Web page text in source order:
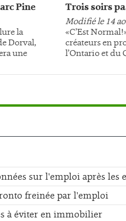
Pine
la
Dorval,
une
Trois soirs
Modifié le 14
«C’Est
créateurs en
l’Ontario et du
sur l'emploi après
freinée par l'emploi
à éviter en immobilier